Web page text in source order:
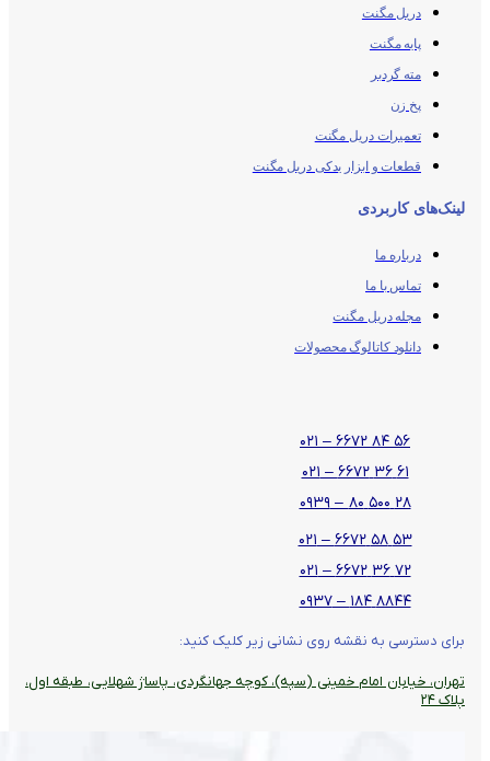
دریل مگنت
پایه مگنت
مته گردبر
پخ زن
تعمیرات دریل مگنت
قطعات و ابزار یدکی دریل مگنت
لینک‌های کاربردی
درباره ما
تماس با ما
مجله دریل مگنت
دانلود کاتالوگ محصولات
۵۶ ۸۴ ۶۶۷۲ – ۰۲۱
۶۱ ۳۶ ۶۶۷۲ – ۰۲۱
۲۸ ۵۰۰ ۸۰ – ۰۹۳۹
۵۳ ۵۸ ۶۶۷۲ – ۰۲۱
۷۲ ۳۶ ۶۶۷۲ – ۰۲۱
۸۸۴۴ ۱۸۴ – ۰۹۳۷
برای دسترسی به نقشه روی نشانی زیر کلیک کنید:
تهران، خیابان امام خمینی (سپه)، کوچه جهانگردی،‌ پاساژ شهلایی، طبقه اول،
پلاک ۲۴